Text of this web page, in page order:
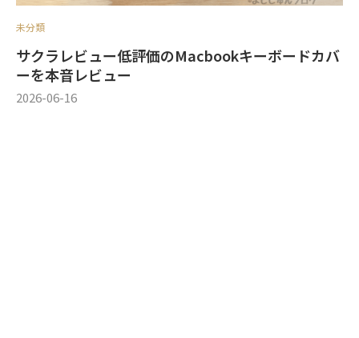
未分類
サクラレビュー低評価のMacbookキーボードカバ
ーを本音レビュー
2026-06-16